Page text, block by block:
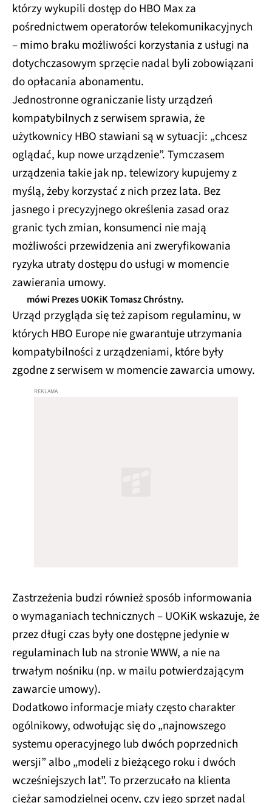
którzy wykupili dostęp do HBO Max za
pośrednictwem operatorów telekomunikacyjnych
– mimo braku możliwości korzystania z usługi na
dotychczasowym sprzęcie nadal byli zobowiązani
do opłacania abonamentu.
Jednostronne ograniczanie listy urządzeń
kompatybilnych z serwisem sprawia, że
użytkownicy HBO stawiani są w sytuacji: „chcesz
oglądać, kup nowe urządzenie”. Tymczasem
urządzenia takie jak np. telewizory kupujemy z
myślą, żeby korzystać z nich przez lata. Bez
jasnego i precyzyjnego określenia zasad oraz
granic tych zmian, konsumenci nie mają
możliwości przewidzenia ani zweryfikowania
ryzyka utraty dostępu do usługi w momencie
zawierania umowy.
mówi Prezes UOKiK Tomasz Chróstny.
Urząd przygląda się też zapisom regulaminu, w
których HBO Europe nie gwarantuje utrzymania
kompatybilności z urządzeniami, które były
zgodne z serwisem w momencie zawarcia umowy.
Zastrzeżenia budzi również sposób informowania
o wymaganiach technicznych – UOKiK wskazuje, że
przez długi czas były one dostępne jedynie w
regulaminach lub na stronie WWW, a nie na
trwałym nośniku (np. w mailu potwierdzającym
zawarcie umowy).
Dodatkowo informacje miały często charakter
ogólnikowy, odwołując się do „najnowszego
systemu operacyjnego lub dwóch poprzednich
wersji” albo „modeli z bieżącego roku i dwóch
wcześniejszych lat”. To przerzucało na klienta
ciężar samodzielnej oceny, czy jego sprzęt nadal